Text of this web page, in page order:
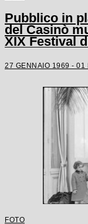
Pubblico in
del Casinò
XIX Festival
27 GENNAIO 1969 - 01
FOTO